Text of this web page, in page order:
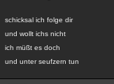
schicksal ich folge dir
und wollt ichs nicht
ich müßt es doch
und unter seufzern tun